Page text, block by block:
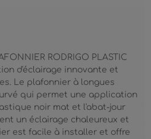
RODRIGO PLASTIC
d'éclairage innovante et
Le plafonnier à longues
qui permet une application
noir mat et l'abat-jour
un éclairage chaleureux et
est facile à installer et offre